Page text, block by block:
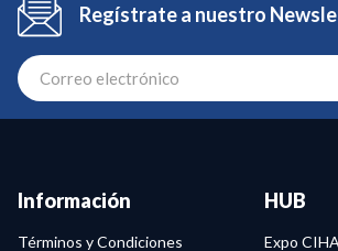
Regístrate a nuestro
Información
Términos y Condiciones
HUB
Expo